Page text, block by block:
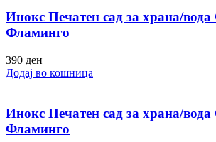
Инокс Печатен сад за храна/
Фламинго
390 ден
Додај во кошница
Инокс Печатен сад за храна/
Фламинго